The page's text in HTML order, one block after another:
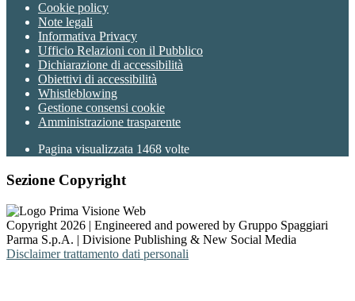
Cookie policy
Note legali
Informativa Privacy
Ufficio Relazioni con il Pubblico
Dichiarazione di accessibilità
Obiettivi di accessibilità
Whistleblowing
Gestione consensi cookie
Amministrazione trasparente
Pagina visualizzata 1468 volte
Sezione Copyright
Copyright 2026 | Engineered and powered by Gruppo Spaggiari
Parma S.p.A. | Divisione Publishing & New Social Media
Disclaimer trattamento dati personali